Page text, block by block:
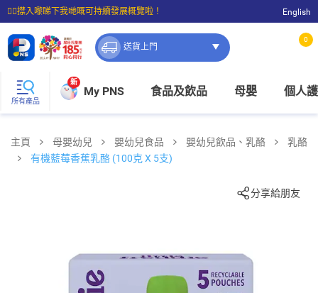
☝🏼㩒入嚟睇下我哋嘅可持續發展概覽啦！
⭐購物滿$399即享免費送貨；滿$100即可免費店取。
English
送貨上門
0
所有產品
新
My PNS 食品及飲品 母嬰 個人
主頁 母嬰幼兒 嬰幼兒食品 嬰幼兒飲品、乳酪
乳酪
有機藍莓香蕉乳酪 (100克 X 5支)
分享給朋友